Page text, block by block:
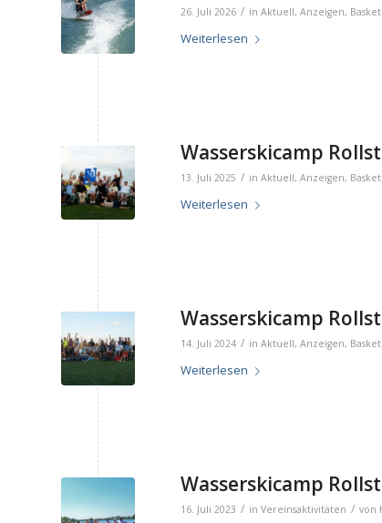
26. Juli 2026 / in Aktuell, Anzeigen,
Weiterlesen
Wasserskicamp
13. Juli 2025 / in Aktuell, Anzeigen,
Weiterlesen
Wasserskicamp
14. Juli 2024 / in Aktuell, Anzeigen,
Weiterlesen
Wasserskicamp
16. Juli 2023 / in Vereinsaktivitäten / von